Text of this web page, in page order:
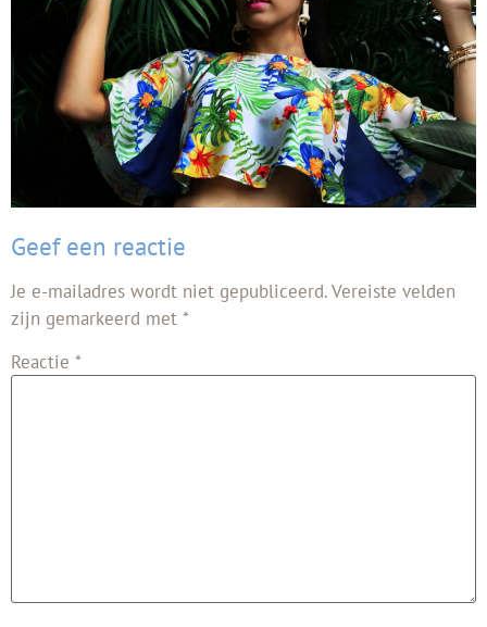
Geef een reactie
Je e-mailadres wordt niet gepubliceerd.Vereiste velden
zijn gemarkeerd met *
Reactie *